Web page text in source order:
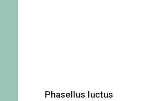
Phasellus luctus